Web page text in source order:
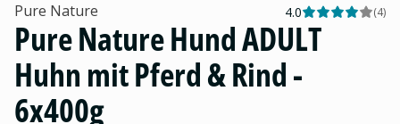
Pure Nature 4.0 (4)
Pure Nature Hund ADULT
Huhn mit Pferd & Rind -
6x400g